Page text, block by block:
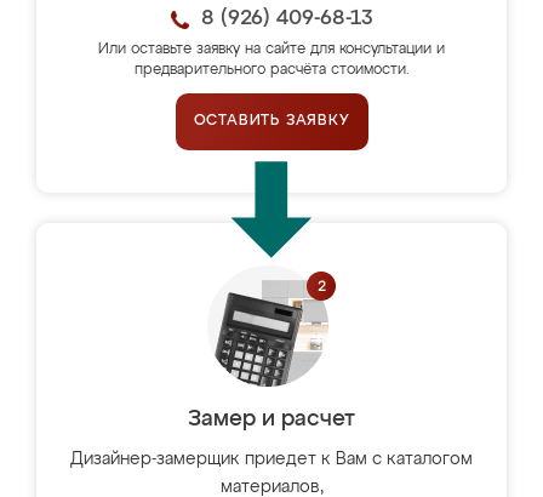
8 (926) 409-68-13
Или оставьте заявку на сайте для консультации и
предварительного расчёта стоимости.
ОСТАВИТЬ ЗАЯВКУ
Замер и расчет
Дизайнер-замерщик приедет к Вам с каталогом
материалов,